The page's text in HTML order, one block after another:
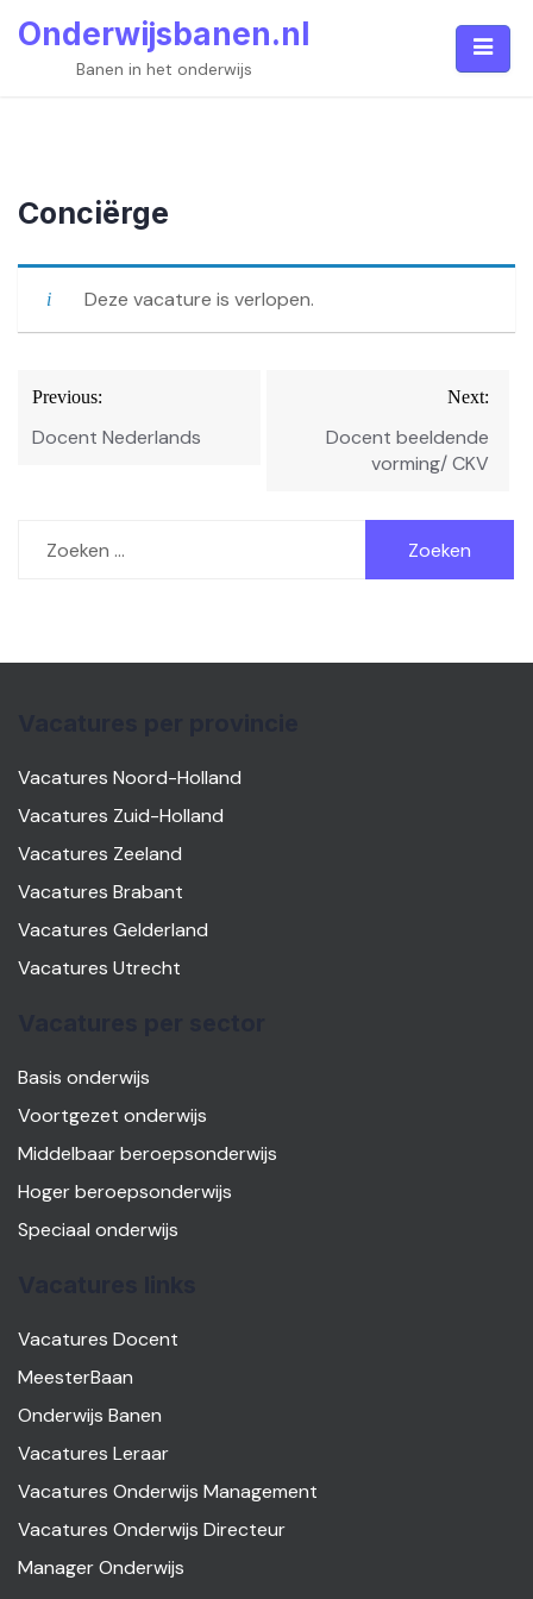
Onderwijsbanen.nl
Banen in het onderwijs
Conciërge
Deze vacature is verlopen.
Bericht
navigatie
Previous:
Docent Nederlands
Next:
Docent beeldende
vorming/ CKV
naar:
Vacatures Noord-Holland
Vacatures Zuid-Holland
Vacatures Zeeland
Vacatures Brabant
Vacatures Gelderland
Vacatures Utrecht
Basis onderwijs
Voortgezet onderwijs
Middelbaar beroepsonderwijs
Hoger beroepsonderwijs
Speciaal onderwijs
Vacatures Docent
MeesterBaan
Onderwijs Banen
Vacatures Leraar
Vacatures Onderwijs Management
Vacatures Onderwijs Directeur
Manager Onderwijs